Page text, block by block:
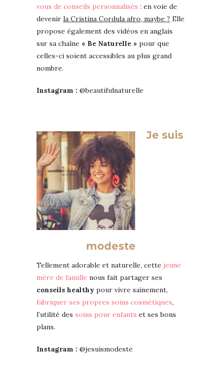
vous de conseils personnalisés : en voie de
devenir la Cristina Cordula afro, maybe ? Elle
propose également des vidéos en anglais
sur sa chaîne « Be Naturelle » pour que
celles-ci soient accessibles au plus grand
nombre.
Instagram : @beautifulnaturelle
Je suis
modeste
Tellement adorable et naturelle, cette jeune
mère de famille nous fait partager ses
conseils healthy pour vivre sainement,
fabriquer ses propres soins cosmétiques,
l’utilité des soins pour enfants et ses bons
plans.
Instagram : @jesuismodeste